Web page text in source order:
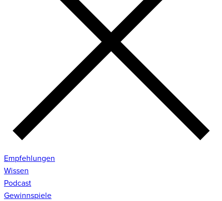
Empfehlungen
Wissen
Podcast
Gewinnspiele